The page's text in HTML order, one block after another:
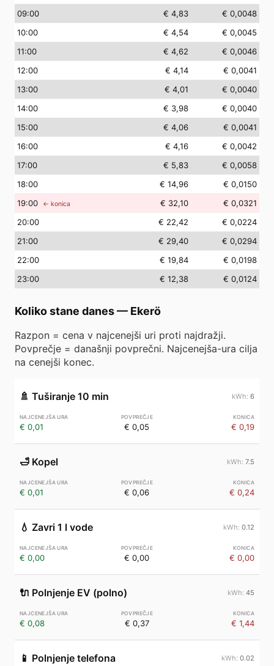
09:00 € 4,83
€ 0,0048
10:00 € 4,54
€ 0,0045
11:00 € 4,62
€ 0,0046
12:00 € 4,14
€ 0,0041
13:00 € 4,01
€ 0,0040
14:00 € 3,98
€ 0,0040
15:00 € 4,06
€ 0,0041
16:00 € 4,16
€ 0,0042
17:00 € 5,83
€ 0,0058
18:00 € 14,96
€ 0,0150
19:00 ← konica € 32,10
€ 0,0321
20:00 € 22,42
€ 0,0224
21:00 € 29,40
€ 0,0294
22:00 € 19,84
€ 0,0198
23:00 € 12,38 € 0,0124
Koliko stane danes— Ekerö
Razpon = cena v najcenejši uri proti najdražji.
Povprečje = današnji povprečni. Najcenejša-ura cilja
na cenejši konec.
🚿 Tuširanje 10 min 6
€ 0,01 € 0,05 € 0,19
🛁 Kopel 7.5
€ 0,01 € 0,06 € 0,24
💧 Zavri 1 l vode 0.12
€ 0,00 € 0,00 € 0,00
🔌 Polnjenje EV (polno) 45
€ 0,08 € 0,37 € 1,44
📱 Polnjenje telefona 0.02